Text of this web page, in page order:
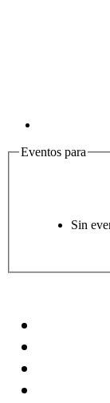
Eventos para
Sin